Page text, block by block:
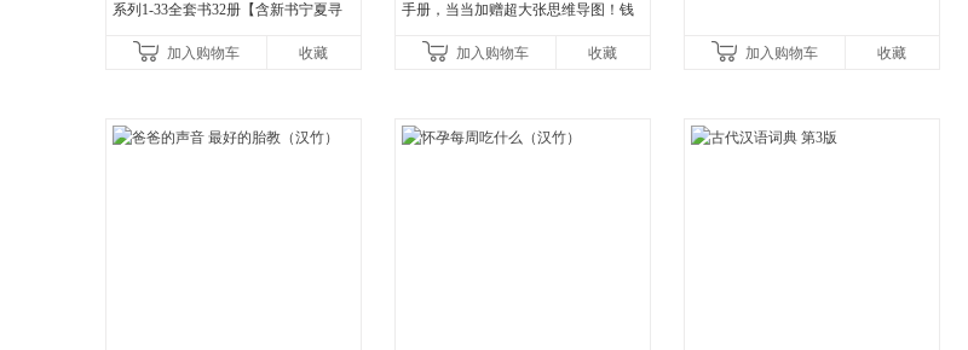
系列1-33全套书32册【含新书宁夏寻
广东福建河北黑
加入购物车 收藏
手册，当当加赠超大张思维导图！钱
书社最新修订！中学生
加入购物车 收藏 加入购物车 收藏